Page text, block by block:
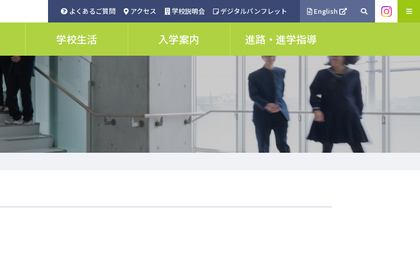
よくあるご質問 アクセス 学校説明会 デジタルパンフレット English
学校生活 入学案内 進路・進学指導